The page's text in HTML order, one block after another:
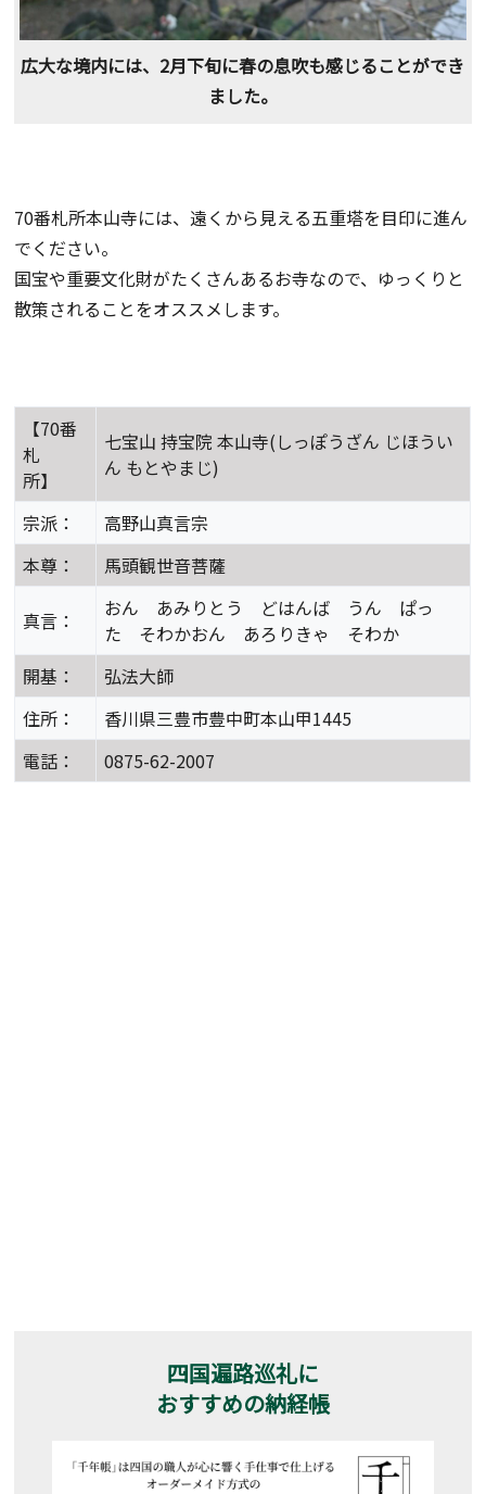
広大な境内には、2月下旬に春の息吹も感じることができ
ました。
70番札所本山寺には、遠くから見える五重塔を目印に進ん
でください。
国宝や重要文化財がたくさんあるお寺なので、ゆっくりと
散策されることをオススメします。
【70番
札
所】
七宝山 持宝院 本山寺(しっぽうざん じほうい
ん もとやまじ)
宗派：
高野山真言宗
本尊：
馬頭観世音菩薩
真言：
おん あみりとう どはんば うん ぱっ
た そわかおん あろりきゃ そわか
開基：
弘法大師
住所：
香川県三豊市豊中町本山甲1445
電話：
0875-62-2007
四国遍路巡礼に
おすすめの納経帳